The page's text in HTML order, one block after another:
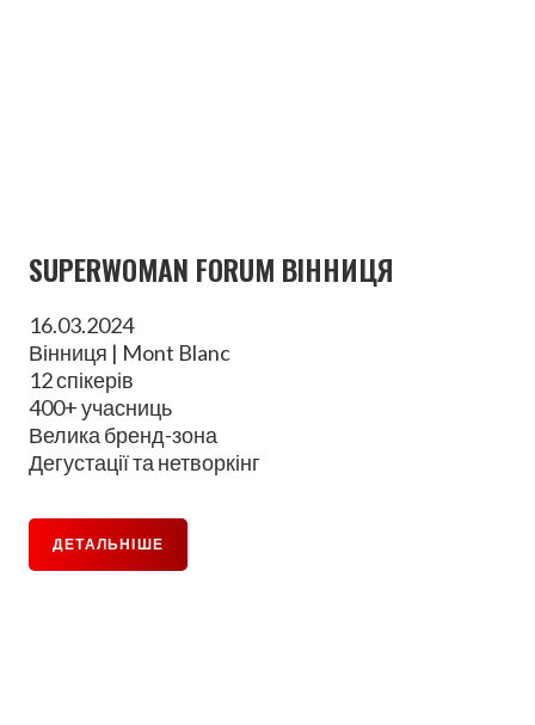
SUPERWOMAN FORUM ВІННИЦЯ
16.03.2024
Вінниця | Mont Blanc
12 спікерів
400+ учасниць
Велика бренд-зона
Дегустації та нетворкінг
ДЕТАЛЬНІШЕ